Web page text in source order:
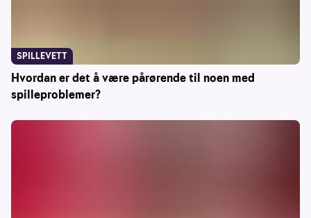
Hvordan er det å være pårørende til noen med
spilleproblemer?
SPILLEVETT